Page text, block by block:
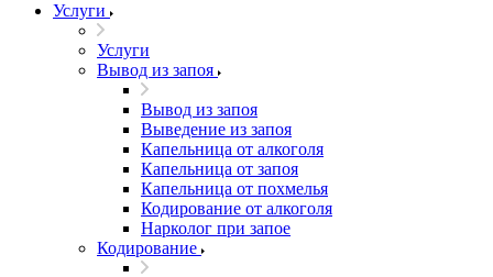
Услуги
Услуги
Вывод из запоя
Вывод из запоя
Выведение из запоя
Капельница от алкоголя
Капельница от запоя
Капельница от похмелья
Кодирование от алкоголя
Нарколог при запое
Кодирование